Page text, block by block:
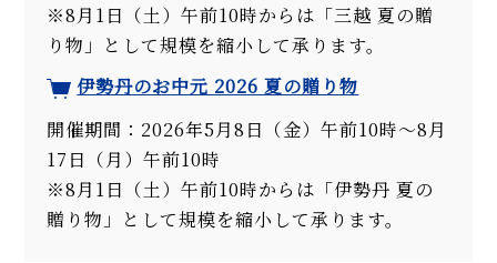
※8月1日（土）午前10時からは「三越 夏の贈
り物」として規模を縮小して承ります。
伊勢丹のお中元 2026 夏の贈り物
開催期間：2026年5月8日（金）午前10時～8月
17日（月）午前10時
※8月1日（土）午前10時からは「伊勢丹 夏の
贈り物」として規模を縮小して承ります。